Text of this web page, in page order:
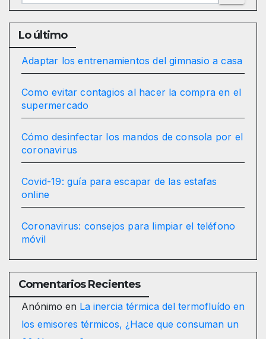
Lo último
Adaptar los entrenamientos del gimnasio a casa
Como evitar contagios al hacer la compra en el
supermercado
Cómo desinfectar los mandos de consola por el
coronavirus
Covid-19: guía para escapar de las estafas
online
Coronavirus: consejos para limpiar el teléfono
móvil
Comentarios Recientes
Anónimo en La inercia térmica del termofluído en
los emisores térmicos, ¿Hace que consuman un